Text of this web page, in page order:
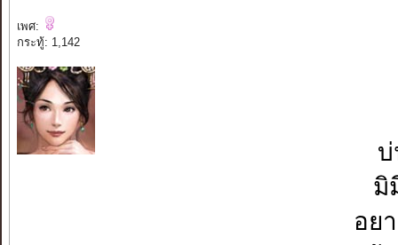
เพศ:
กระทู้: 1,142
มิ
อย